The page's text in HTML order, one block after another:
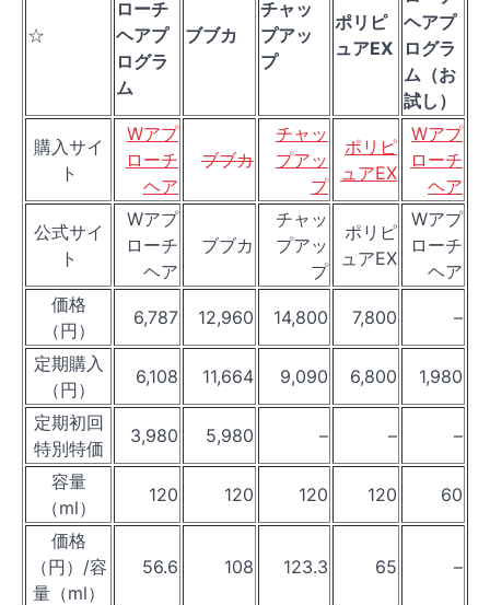
☆
ローチ
ヘアプ
ログラ
ム
ブブカ
チャッ
プアッ
プ
ポリピ
ュアEX
ヘアプ
ログラ
ム（お
試し）
購入サイ
ト
Wアプ
ローチ
ヘア
ブブカ
チャッ
プアッ
プ
ポリピ
ュアEX
Wアプ
ローチ
ヘア
公式サイ
ト
Wアプ
ローチ
ヘア
ブブカ
チャッ
プアッ
プ
ポリピ
ュアEX
Wアプ
ローチ
ヘア
価格
（円）
6,787 12,960 14,800 7,800 –
定期購入
（円）
6,108 11,664 9,090 6,800 1,980
定期初回
特別特価
3,980 5,980 – – –
容量
（ml）
120 120 120 120 60
価格
（円）/容
量（ml）
56.6 108 123.3 65 –